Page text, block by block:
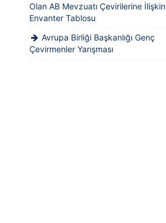
Olan AB Mevzuatı Çevirilerine İlişkin
Envanter Tablosu
Avrupa Birliği Başkanlığı Genç
Çevirmenler Yarışması